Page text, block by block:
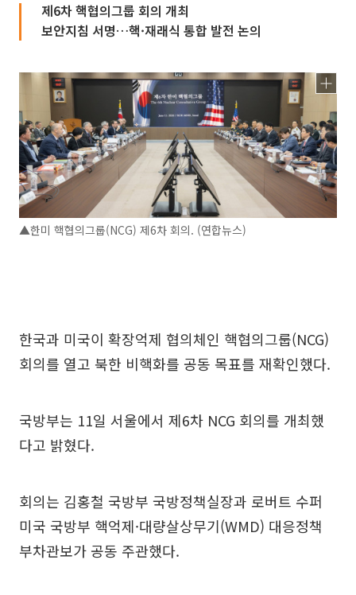
제6차 핵협의그룹 회의 개최
보안지침 서명…핵·재래식 통합 발전 논의
▲한미 핵협의그룹(NCG) 제6차 회의. (연합뉴스)
한국과 미국이 확장억제 협의체인 핵협의그룹(NCG)
회의를 열고 북한 비핵화를 공동 목표를 재확인했다.
국방부는 11일 서울에서 제6차 NCG 회의를 개최했
다고 밝혔다.
회의는 김홍철 국방부 국방정책실장과 로버트 수퍼
미국 국방부 핵억제·대량살상무기(WMD) 대응정책
부차관보가 공동 주관했다.